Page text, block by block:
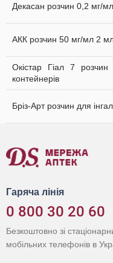
Декасан розчин 0,2 мг/
АКК розчин 50 мг/мл 2
Окістар Гіал 7
контейнерів
Бріз-Арт розчин для
Гаряча лінія
0 800 30 20 60
Безкоштовно зі
мобільних телефонів в